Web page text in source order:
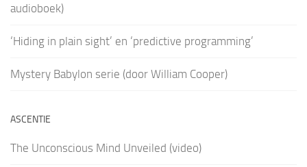
audioboek)
‘Hiding in plain sight’ en ‘predictive programming’
Mystery Babylon serie (door William Cooper)
ASCENTIE
The Unconscious Mind Unveiled (video)